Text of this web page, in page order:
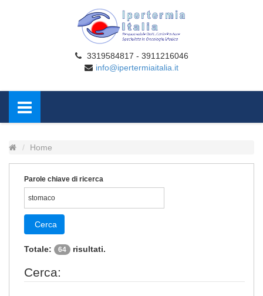
3319584817 - 3911216046
info@ipertermiaitalia.it
Home
Parole chiave di ricerca
Cerca
Totale: 64 risultati.
Cerca: